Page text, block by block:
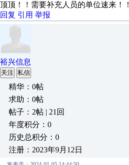
顶顶！！需要补充人员的单位速来！！
回复 引用 举报
裕兴信息
关注 私信
精华：0帖
求助：0帖
帖子：2帖 | 21回
年度积分：0
历史总积分：0
注册：2023年9月12日